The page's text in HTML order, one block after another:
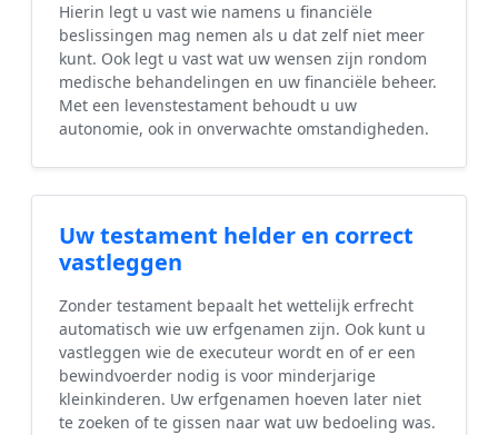
Hierin legt u vast wie namens u financiële
beslissingen mag nemen als u dat zelf niet meer
kunt. Ook legt u vast wat uw wensen zijn rondom
medische behandelingen en uw financiële beheer.
Met een levenstestament behoudt u uw
autonomie, ook in onverwachte omstandigheden.
Uw testament helder en correct
vastleggen
Zonder testament bepaalt het wettelijk erfrecht
automatisch wie uw erfgenamen zijn. Ook kunt u
vastleggen wie de executeur wordt en of er een
bewindvoerder nodig is voor minderjarige
kleinkinderen. Uw erfgenamen hoeven later niet
te zoeken of te gissen naar wat uw bedoeling was.